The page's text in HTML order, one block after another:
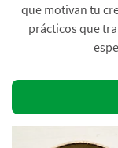
que motivan tu
prácticos que